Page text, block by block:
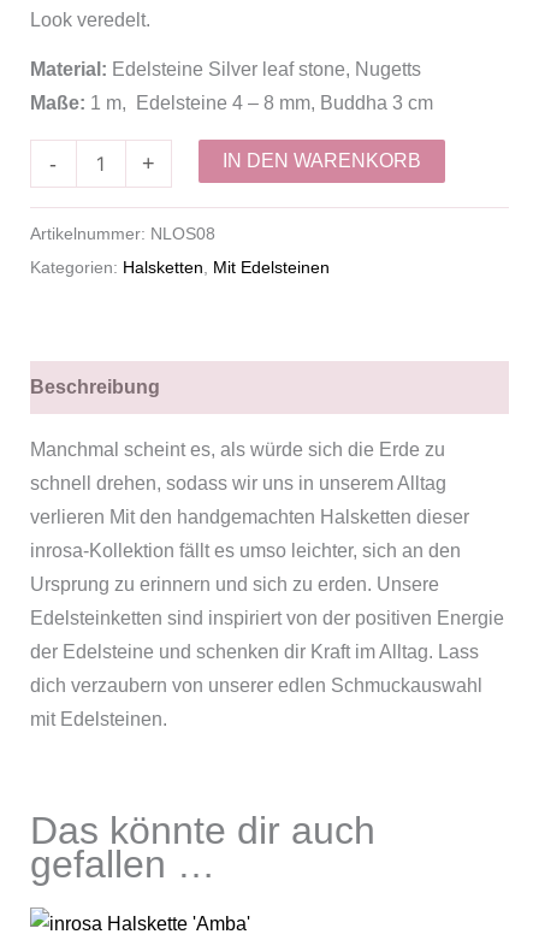
Look veredelt.
Material: Edelsteine Silver leaf stone, Nugetts
Maße: 1 m, Edelsteine 4 – 8 mm, Buddha 3 cm
- + IN DEN WARENKORB
Artikelnummer: NLOS08
Kategorien: Halsketten Mit Edelsteinen
Beschreibung
Manchmal scheint es, als würde sich die Erde zu
schnell drehen, sodass wir uns in unserem Alltag
verlieren Mit den handgemachten Halsketten dieser
inrosa-Kollektion fällt es umso leichter, sich an den
Ursprung zu erinnern und sich zu erden. Unsere
Edelsteinketten sind inspiriert von der positiven Energie
der Edelsteine und schenken dir Kraft im Alltag. Lass
dich verzaubern von unserer edlen Schmuckauswahl
mit Edelsteinen.
Das könnte dir auch
gefallen …